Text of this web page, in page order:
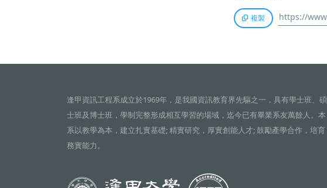
複製
逢甲資訊工程系成立於1969年，是我國資訊教育界先驅之一，具有學士班、碩
士班及博士班，學制完整形成相互學習的場域，迄今已有畢業系友萬餘人。本
系以教學為本，建立扎實基礎; 精實研究，厚實創能人才; 鼓勵產學合作，培育
務實能力。